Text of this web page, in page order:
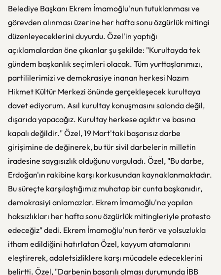
Belediye Başkanı Ekrem İmamoğlu'nun tutuklanması ve
görevden alınması üzerine her hafta sonu özgürlük mitingi
düzenleyeceklerini duyurdu. Özel'in yaptığı
açıklamalardan öne çıkanlar şu şekilde: "Kurultayda tek
gündem başkanlık seçimleri olacak. Tüm yurttaşlarımızı,
partililerimizi ve demokrasiye inanan herkesi Nazım
Hikmet Kültür Merkezi önünde gerçekleşecek kurultaya
davet ediyorum. Asıl kurultay konuşmasını salonda değil,
dışarıda yapacağız. Kurultay herkese açıktır ve basına
kapalı değildir." Özel, 19 Mart'taki başarısız darbe
girişimine de değinerek, bu tür sivil darbelerin milletin
iradesine saygısızlık olduğunu vurguladı. Özel, "Bu darbe,
Erdoğan'ın rakibine karşı korkusundan kaynaklanmaktadır.
Bu süreçte karşılaştığımız muhatap bir cunta başkanıdır,
demokrasiyi anlamazlar. Ekrem İmamoğlu'na yapılan
haksızlıkları her hafta sonu özgürlük mitingleriyle protesto
edeceğiz" dedi. Ekrem İmamoğlu'nun terör ve yolsuzlukla
itham edildiğini hatırlatan Özel, kayyum atamalarını
eleştirerek, adaletsizliklere karşı mücadele edeceklerini
belirtti. Özel, "Darbenin başarılı olması durumunda İBB